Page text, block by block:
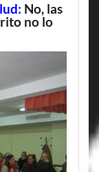
No, las
no lo